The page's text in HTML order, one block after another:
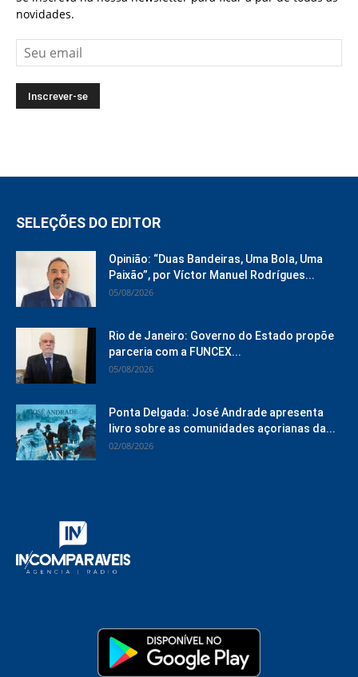
novidades.
SELEÇÕES DO EDITOR
Opinião: “Duas Bandeiras, Uma Bola, Uma
Paixão”, por Víctor Manuel Rodrígues...
05/08/2026
Rio de Janeiro: Governo do Estado propõe
parceria com a FUNCEX...
05/08/2026
Ponta Delgada: José Andrade apresenta
livro sobre as comunidades açorianas da...
02/08/2026